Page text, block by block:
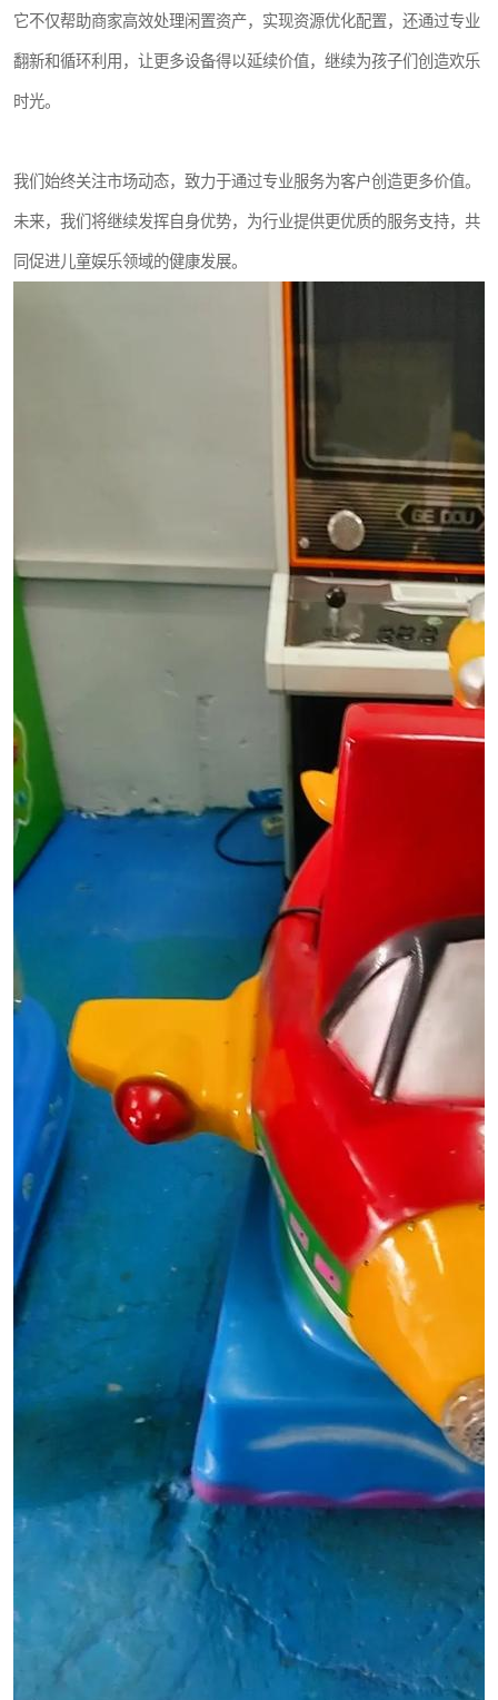
它不仅帮助商家高效处理闲置资产，实现资源优化配置，还通过专业
翻新和循环利用，让更多设备得以延续价值，继续为孩子们创造欢乐
时光。
我们始终关注市场动态，致力于通过专业服务为客户创造更多价值。
未来，我们将继续发挥自身优势，为行业提供更优质的服务支持，共
同促进儿童娱乐领域的健康发展。